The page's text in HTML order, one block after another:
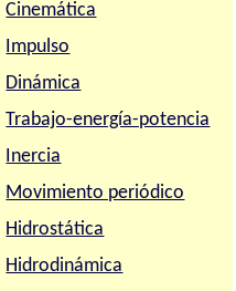
Cinemática
Impulso
Dinámica
Trabajo-energía-potencia
Inercia
Movimiento periódico
Hidrostática
Hidrodinámica